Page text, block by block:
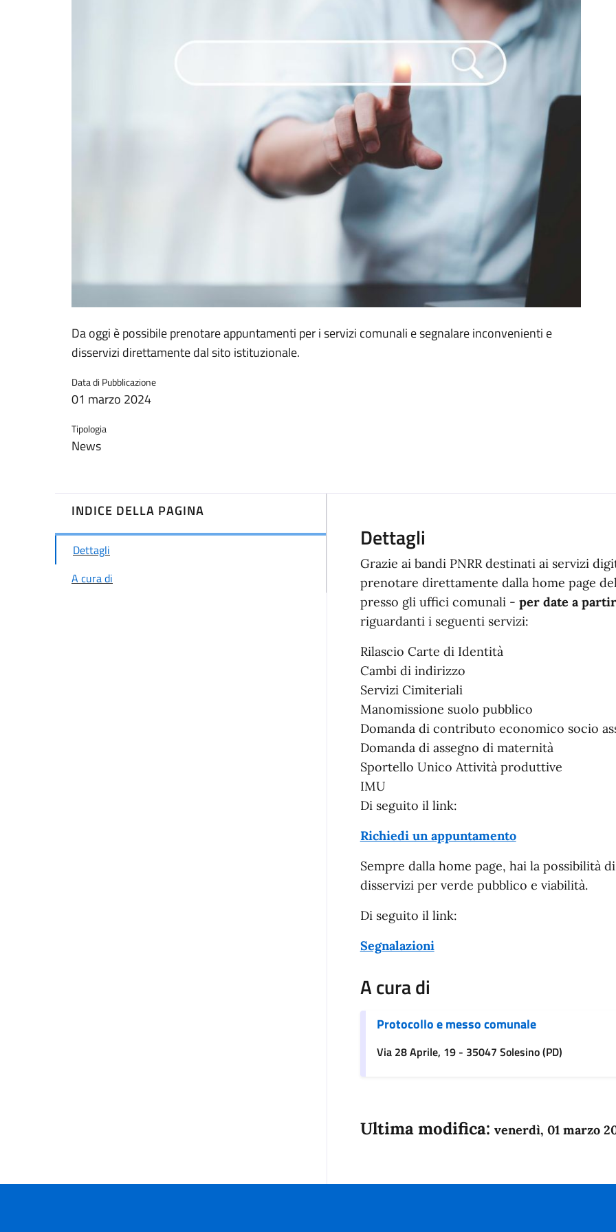
Da oggi è possibile prenotare appuntamenti per i servizi comunali e segnalare inconvenienti e
disservizi direttamente dal sito istituzionale.
Data di Pubblicazione
01 marzo 2024
Tipologia
News
INDICE DELLA PAGINA
Dettagli
A cura di
Dettagli
Grazie ai bandi PNRR destinati ai servizi
prenotare direttamente dalla home page
presso gli uffici comunali - per date a
riguardanti i seguenti servizi:
Rilascio Carte di Identità
Cambi di indirizzo
Servizi Cimiteriali
Manomissione suolo pubblico
Domanda di contributo economico socio
Domanda di assegno di maternità
Sportello Unico Attività produttive
IMU
Di seguito il link:
Richiedi un appuntamento
Sempre dalla home page, hai la possibilità
disservizi per verde pubblico e viabilità.
Di seguito il link:
Segnalazioni
A cura di
Protocollo e messo comunale
Via 28 Aprile, 19 - 35047 Solesino (PD)
Ultima modifica: venerdì, 01 marzo